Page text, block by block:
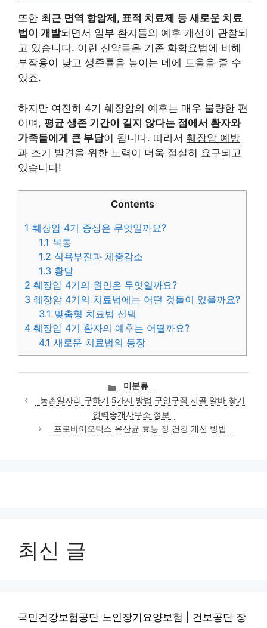
또한 최근 면역 항암제, 표적 치료제 등 새로운 치료
법이 개발되면서 일부 환자들의 예후 개선이 관찰되
고 있습니다. 이런 신약들은 기존 화학요법에 비해
부작용이 낮고 생존률을 높이는 데에 도움을 줄 수
있죠.
하지만 여전히 4기 췌장암의 예후는 매우 불량한 편
이며, 평균 생존 기간이 길지 않다는 점에서 환자와
가족들에게 큰 부담이 됩니다. 따라서 췌장암 예방
과 조기 발견을 위한 노력이 더욱 절실히 요구되고
있습니다!
Contents
1 췌장암 4기 증상은 무엇일까요?
1.1 복통
1.2 식욕부진과 체중감소
1.3 황달
2 췌장암 4기의 원인은 무엇일까요?
3 췌장암 4기의 치료법에는 어떤 것들이 있을까요?
3.1 맞춤형 치료법 선택
4 췌장암 4기 환자의 예후는 어떨까요?
4.1 새로운 치료법의 등장
카
테
고
리
미분류
농촌일자리 구하기 5가지 방법 구인구직 시골 알바 찾기
인력중개사무소 정보
프로바이오틱스 유산균 효능 장 건강 개선 방법
최신 글
국민건강보험공단 노인장기요양보험 | 건보공단 장